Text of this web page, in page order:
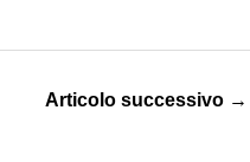
Articolo successivo →